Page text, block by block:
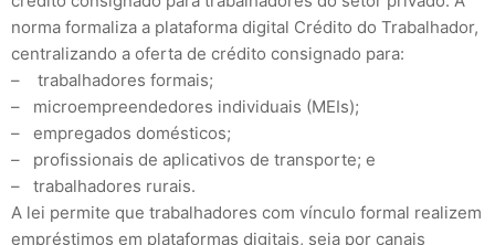
norma formaliza a plataforma digital Crédito do Trabalhador,
centralizando a oferta de crédito consignado para:
– trabalhadores formais;
– microempreendedores individuais (MEIs);
– empregados domésticos;
– profissionais de aplicativos de transporte; e
– trabalhadores rurais.
A lei permite que trabalhadores com vínculo formal realizem
empréstimos em plataformas digitais, seja por canais